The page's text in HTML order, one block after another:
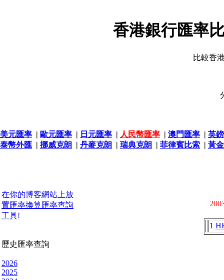
香港銀行匯率
比較香
美元匯率 | 歐元匯率 | 日元匯率 | 人民幣匯率 | 澳門匯率 | 英
泰幣外匯 | 挪威克朗 | 丹麥克朗 | 瑞典克朗 | 菲律賓比索 | 黃
在你的博客網站上放
置匯率換算匯率查詢
工具!
歷史匯率查詢
2026
2025
1